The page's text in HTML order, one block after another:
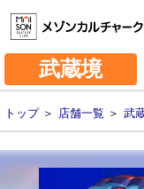
武蔵境
トップ＞ 店舗一覧 ＞ 武